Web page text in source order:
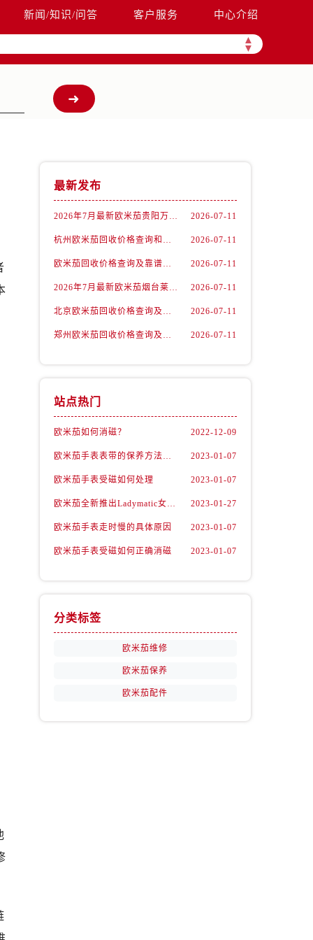
新闻/知识/问答 客户服务 中心介绍
▲
▼
最新发布
2026年7月最新欧米茄贵阳万象汇维修保养服务电话 2026-07-11
杭州欧米茄回收价格查询和各大回收平台实测排行（2026年7月最新数据） 2026-07-11
欧米茄回收价格查询及靠谱平台实测排行(2026年7月最新) 2026-07-11
2026年7月最新欧米茄烟台莱山宝龙广场维修保养服务电话 2026-07-11
北京欧米茄回收价格查询及靠谱回收平台实测排行（2026年7月最新数据） 2026-07-11
郑州欧米茄回收价格查询及各大平台实测排行(2026年7月最新数据) 2026-07-11
站点热门
欧米茄如何消磁？ 2022-12-09
欧米茄手表表带的保养方法有哪些？ 2023-01-07
欧米茄手表受磁如何处理 2023-01-07
欧米茄全新推出Ladymatic女表系列腕表 2023-01-27
欧米茄手表走时慢的具体原因 2023-01-07
欧米茄手表受磁如何正确消磁 2023-01-07
分类标签
欧米茄维修
欧米茄保养
欧米茄配件